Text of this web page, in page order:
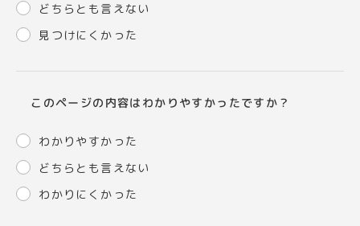
どちらとも言えない
見つけにくかった
このページの内容はわかりやすかったですか？
わかりやすかった
どちらとも言えない
わかりにくかった